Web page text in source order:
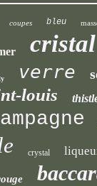
coupes bleu
cristal
verre
louis
crystal